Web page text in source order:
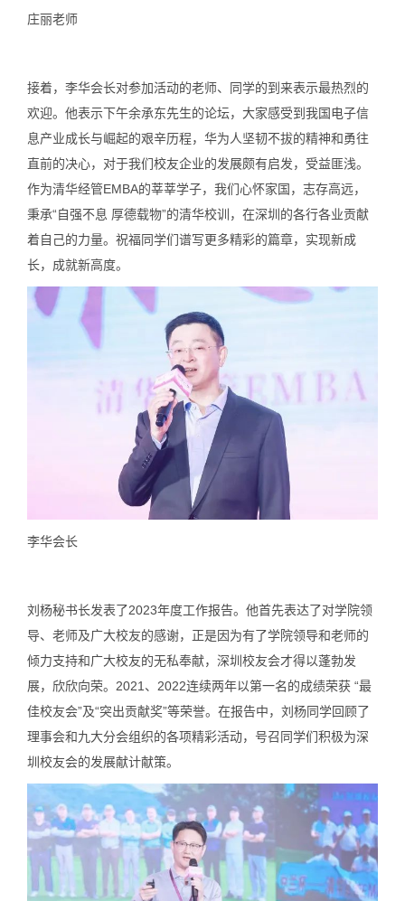
庄丽老师
接着，李华会长对参加活动的老师、同学的到来表示最热烈的
欢迎。他表示下午余承东先生的论坛，大家感受到我国电子信
息产业成长与崛起的艰辛历程，华为人坚韧不拔的精神和勇往
直前的决心，对于我们校友企业的发展颇有启发，受益匪浅。
作为清华经管EMBA的莘莘学子，我们心怀家国，志存高远，
秉承“自强不息 厚德载物”的清华校训，在深圳的各行各业贡献
着自己的力量。祝福同学们谱写更多精彩的篇章，实现新成
长，成就新高度。
李华会长
刘杨秘书长发表了2023年度工作报告。他首先表达了对学院领
导、老师及广大校友的感谢，正是因为有了学院领导和老师的
倾力支持和广大校友的无私奉献，深圳校友会才得以蓬勃发
展，欣欣向荣。2021、2022连续两年以第一名的成绩荣获 “最
佳校友会”及“突出贡献奖”等荣誉。在报告中，刘杨同学回顾了
理事会和九大分会组织的各项精彩活动，号召同学们积极为深
圳校友会的发展献计献策。